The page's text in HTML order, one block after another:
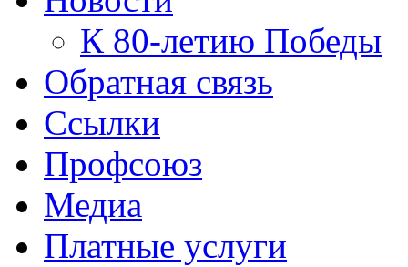
К 80-летию Победы
Обратная связь
Ссылки
Профсоюз
Медиа
Платные услуги